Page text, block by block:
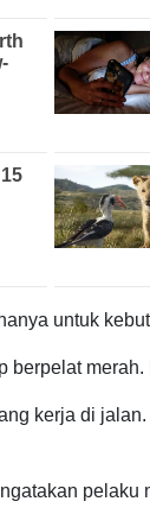
untuk
kerja di
pelaku